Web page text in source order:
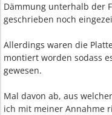
Dämmung unterhalb der
geschrieben noch
Allerdings waren die
montiert worden sodass
gewesen.
Mal davon ab, aus
ich mit meiner Annahme